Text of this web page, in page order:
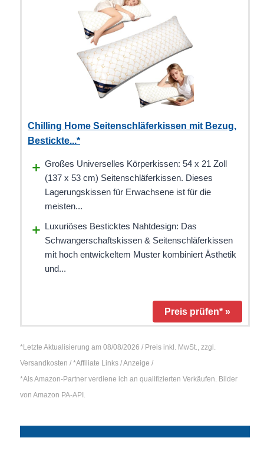
Chilling Home Seitenschläferkissen mit Bezug,
Bestickte...*
Großes Universelles Körperkissen: 54 x 21 Zoll
(137 x 53 cm) Seitenschläferkissen. Dieses
Lagerungskissen für Erwachsene ist für die
meisten...
Luxuriöses Besticktes Nahtdesign: Das
Schwangerschaftskissen & Seitenschläferkissen
mit hoch entwickeltem Muster kombiniert Ästhetik
und...
Preis prüfen* »
*Letzte Aktualisierung am 08/08/2026 / Preis inkl. MwSt., zzgl.
Versandkosten / *Affiliate Links / Anzeige /
*Als Amazon-Partner verdiene ich an qualifizierten Verkäufen. Bilder
von Amazon PA-API.